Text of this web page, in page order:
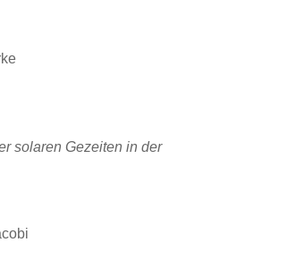
solaren Gezeiten in der